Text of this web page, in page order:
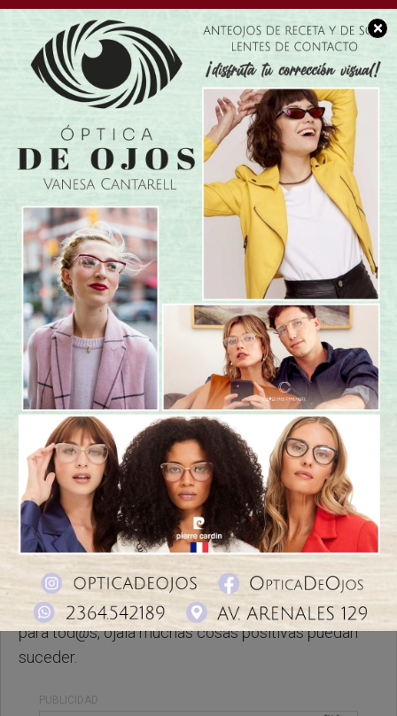
×
BUEN DÍA CHACABUCO
Hermoso y bendecido
viernes para tod@s
Les deseamos un hermoso y bendecido viernes
para tod@s, ojalá muchas cosas positivas puedan
suceder.
PUBLICIDAD